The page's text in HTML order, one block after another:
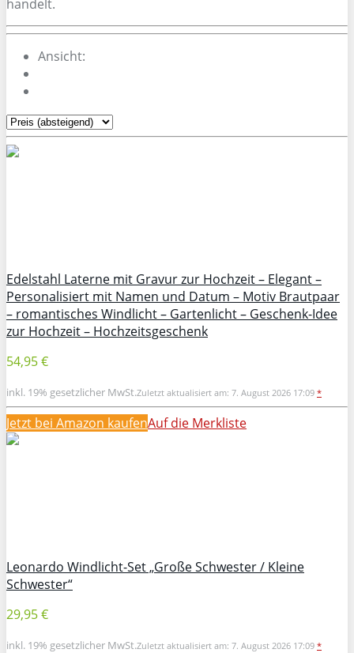
handelt.
Ansicht:
Edelstahl Laterne mit Gravur zur Hochzeit – Elegant –
Personalisiert mit Namen und Datum – Motiv Brautpaar
– romantisches Windlicht – Gartenlicht – Geschenk-Idee
zur Hochzeit – Hochzeitsgeschenk
54,95 €
inkl. 19% gesetzlicher MwSt.Zuletzt aktualisiert am: 7. August 2026 17:09 *
Jetzt bei Amazon kaufenAuf die Merkliste
Leonardo Windlicht-Set „Große Schwester / Kleine
Schwester“
29,95 €
inkl. 19% gesetzlicher MwSt.Zuletzt aktualisiert am: 7. August 2026 17:09 *